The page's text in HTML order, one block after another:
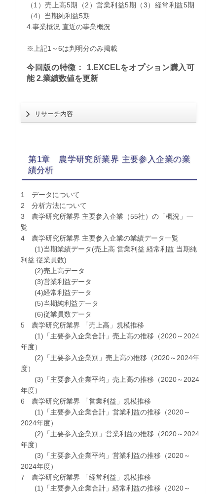
（1）売上高5期（2）営業利益5期（3）経常利益5期
（4）当期純利益5期
4.事業概況 直近の事業概況
※上記1～6は判明分のみ掲載
今回版の特徴： 1.EXCELをオプション購入可
能 2.業績数値を更新
リサーチ内容
第1章 農学研究所業界 主要参入企業の業
績分析
1 データについて
2 分析方法について
3 農学研究所業界 主要参入企業（55社）の「概況」一
覧
4 農学研究所業界 主要参入企業の業績データ一覧
(1)当期業績データ(売上高 営業利益 経常利益 当期純
利益 従業員数)
(2)売上高データ
(3)営業利益データ
(4)経常利益データ
(5)当期純利益データ
(6)従業員数データ
5 農学研究所業界 「売上高」規模推移
(1)「主要参入企業合計」売上高の推移（2020～2024
年度）
(2)「主要参入企業別」売上高の推移（2020～2024年
度）
(3)「主要参入企業平均」売上高の推移（2020～2024
年度）
6 農学研究所業界 「営業利益」規模推移
(1)「主要参入企業合計」営業利益の推移（2020～
2024年度）
(2)「主要参入企業別」営業利益の推移（2020～2024
年度）
(3)「主要参入企業平均」営業利益の推移（2020～
2024年度）
7 農学研究所業界 「経常利益」規模推移
(1)「主要参入企業合計」経常利益の推移（2020～